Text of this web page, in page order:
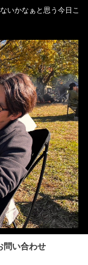
いかなぁと思う今日こ
問い合わせ